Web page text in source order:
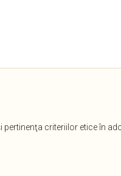
criteriilor etice în